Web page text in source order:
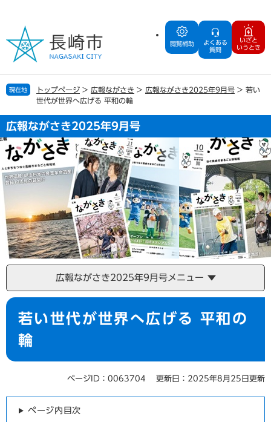
の
で
す
ー
ば
し
本
文
閲覧補助
よくある
質問
いざと
いうとき
現在地 トップページ > 広報ながさき > 広報ながさき2025年9月号 > 若い
世代が世界へ広げる 平和の輪
広報ながさき2025年9月号
広報ながさき2025年9月号メニュー
本
若い世代が世界へ広げる 平和の
輪
ページID：0063704 更新日：2025年8月25日更新
ページ内目次